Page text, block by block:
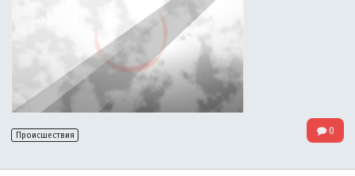
Происшествия 0